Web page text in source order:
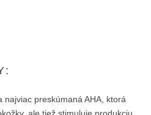
najviac preskúmaná AHA, ktorá